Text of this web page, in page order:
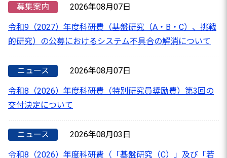
募集案内 2026年08月07日
令和9（2027）年度科研費（基盤研究（A・B・C）、挑戦
的研究）の公募におけるシステム不具合の解消について
ニュース 2026年08月07日
令和8（2026）年度科研費（特別研究員奨励費）第3回の
交付決定について
ニュース 2026年08月03日
令和8（2026）年度科研費（「基盤研究（C）」及び「若